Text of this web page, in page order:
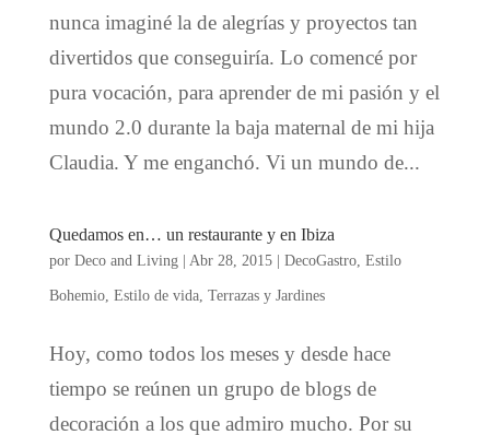
nunca imaginé la de alegrías y proyectos tan
divertidos que conseguiría. Lo comencé por
pura vocación, para aprender de mi pasión y el
mundo 2.0 durante la baja maternal de mi hija
Claudia. Y me enganchó. Vi un mundo de...
Quedamos en… un restaurante y en Ibiza
por Deco and Living| Abr 28, 2015| DecoGastro, Estilo
Bohemio, Estilo de vida, Terrazas y Jardines
Hoy, como todos los meses y desde hace
tiempo se reúnen un grupo de blogs de
decoración a los que admiro mucho. Por su